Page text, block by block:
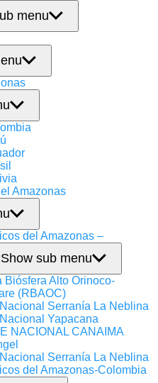
menu
Amazonas
del Amazonas –
Show sub menu
Biósfera Alto Orinoco-
(RBAOC)
Serranía La Neblina
Yapacana
NACIONAL CANAIMA
Serranía La Neblina
del Amazonas-Colombia